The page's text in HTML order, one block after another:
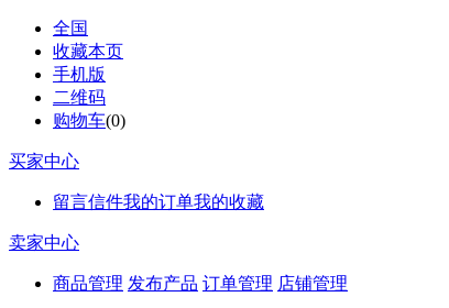
全国
收藏本页
手机版
二维码
购物车(0)
买家中心
留言信件我的订单我的收藏
卖家中心
商品管理 发布产品 订单管理 店铺管理